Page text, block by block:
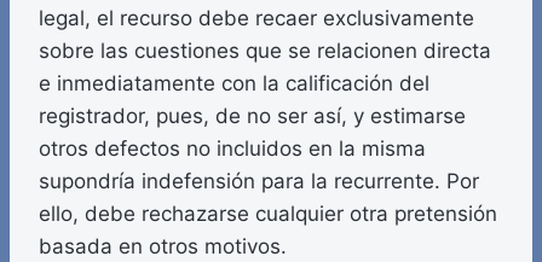
legal, el recurso debe recaer exclusivamente
sobre las cuestiones que se relacionen directa
e inmediatamente con la calificación del
registrador, pues, de no ser así, y estimarse
otros defectos no incluidos en la misma
supondría indefensión para la recurrente. Por
ello, debe rechazarse cualquier otra pretensión
basada en otros motivos.